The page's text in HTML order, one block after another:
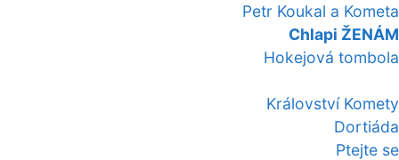
Petr Koukal a Kometa
Chlapi ŽENÁM
Hokejová tombola
Království Komety
Dortiáda
Ptejte se